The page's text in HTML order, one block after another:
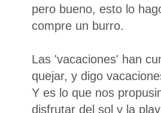
pero bueno, esto lo
compre un burro.
Las 'vacaciones' han
quejar, y digo
Y es lo que nos
disfrutar del sol y la